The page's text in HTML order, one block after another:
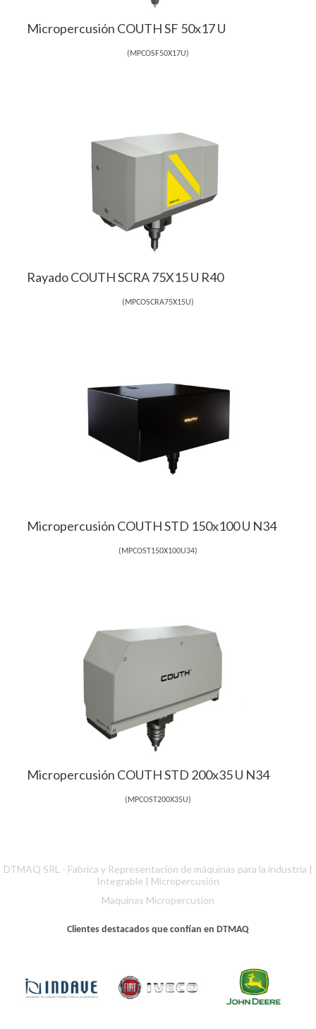
Micropercusión COUTH SF 50x17 U
( MPCOSF50X17U)
Rayado COUTH SCRA 75X15 U R40
( MPCOSCRA75X15U)
Micropercusión COUTH STD 150x100 U N34
( MPCOST150X100U34)
Micropercusión COUTH STD 200x35 U N34
( MPCOST200X35U)
DTMAQ SRL - Fabrica y Representación de máquinas para la industria |
Integrable | Micropercusión
Maquinas Micropercusion
Clientes destacados que confían en DTMAQ